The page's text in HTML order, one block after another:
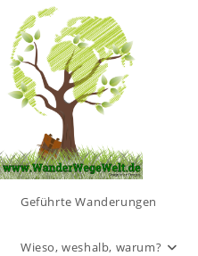
Inhalt
springen
Geführte Wanderungen
Wieso, weshalb, warum?